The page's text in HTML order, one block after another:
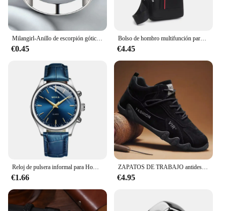
€0.45
Bolso de hombro multifunción para hombre, bandolera de viaje, a la moda
€4.45
€1.66
ZAPATOS DE TRABAJO antideslizantes transpirables para hombre, zapatillas de moda para hombre, zapatillas planas para caminar al aire libre, zapatillas de skateboard
€4.95